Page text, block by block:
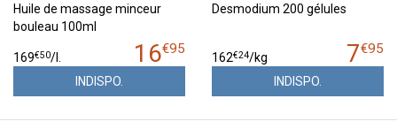
Huile de massage minceur
bouleau 100ml
16€95
169€50/l.
INDISPO.
Desmodium 200 gélules
7€95
162€24/kg
INDISPO.